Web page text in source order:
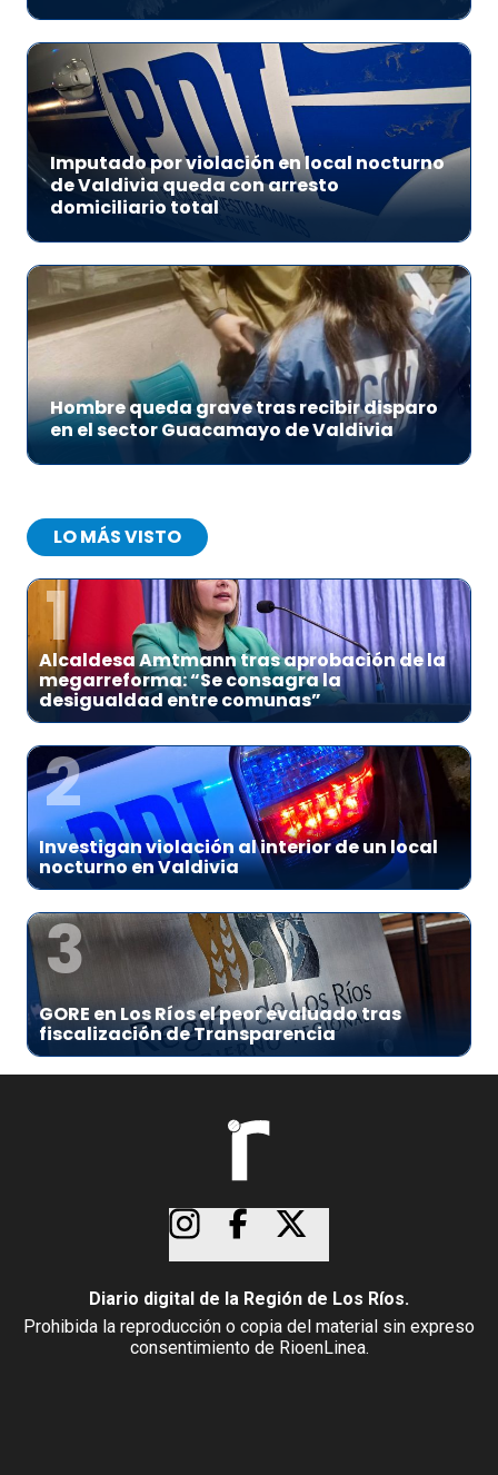
Imputado por violación en local nocturno
de Valdivia queda con arresto
domiciliario total
Hombre queda grave tras recibir disparo
en el sector Guacamayo de Valdivia
LO MÁS VISTO
1
Alcaldesa Amtmann tras aprobación de la
megarreforma: “Se consagra la
desigualdad entre comunas”
2
Investigan violación al interior de un local
nocturno en Valdivia
3
GORE en Los Ríos el peor evaluado tras
fiscalización de Transparencia
Diario digital de la Región de Los Ríos.
Prohibida la reproducción o copia del material sin expreso
consentimiento de RioenLinea.